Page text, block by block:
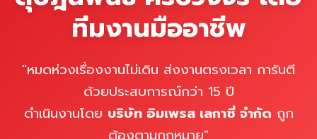
ทีมงานมืออาชีพ
"หมดห่วงเรื่องงานไม่เดิน ส่งงานตรงเวลา การันตี
ด้วยประสบการณ์กว่า 15 ปี
ดำเนินงานโดย บริษัท อิมเพรส เลกาซี่ จำกัด ถูก